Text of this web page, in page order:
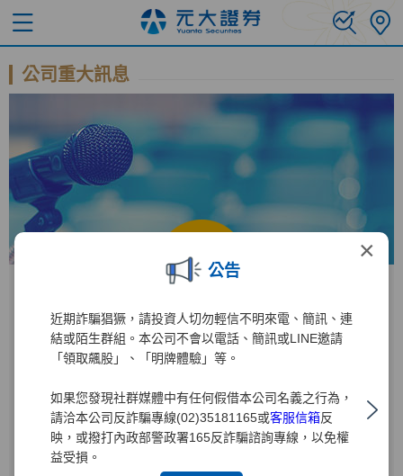
×
公告
近期詐騙猖獗，請投資人切勿輕信不明來電、簡訊、連
結或陌生群組。本公司不會以電話、簡訊或LINE邀請
「領取飆股」、「明牌體驗」等。
如果您發現社群媒體中有任何假借本公司名義之行為，
請洽本公司反詐騙專線(02)35181165或客服信箱反
映，或撥打內政部警政署165反詐騙諮詢專線，以免權
益受損。
公司重大訊息
公開資訊觀測站
進入公開資訊觀測站後
1 輸入公司代碼：2885
2
輸入查詢年度